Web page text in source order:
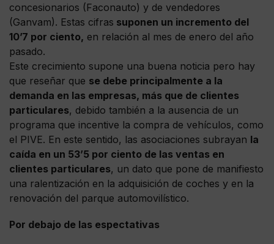
concesionarios (Faconauto) y de vendedores
(Ganvam). Estas cifras suponen un incremento del
10’7 por ciento, en relación al mes de enero del año
pasado.
Este crecimiento supone una buena noticia pero hay
que reseñar que se debe principalmente a la
demanda en las empresas, más que de clientes
particulares, debido también a la ausencia de un
programa que incentive la compra de vehículos, como
el PIVE. En este sentido, las asociaciones subrayan la
caída en un 53’5 por ciento de las ventas en
clientes particulares, un dato que pone de manifiesto
una ralentización en la adquisición de coches y en la
renovación del parque automovilístico.
Por debajo de las espectativas